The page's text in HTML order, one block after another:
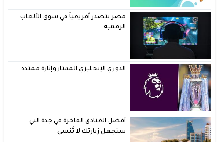
مصر تتصدر أفريقياً في سوق الألعاب
الرقمية
الدوري الإنجليزي الممتاز وإثارة ممتدة
أفضل الفنادق الفاخرة في جدة التي
ستجعل زيارتك لا تُنسى